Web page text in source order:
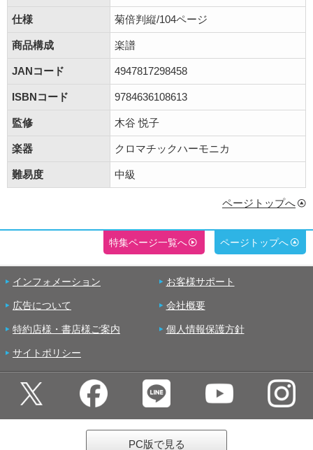
仕様 菊倍判縦/104ページ
商品構成 楽譜
JANコード 4947817298458
ISBNコード 9784636108613
監修 木谷 悦子
楽器 クロマチックハーモニカ
難易度 中級
ページトップへ
特集ページ一覧へ ページトップへ
インフォメーション お客様サポート
広告について 会社概要
特約店様・書店様ご案内 個人情報保護方針
サイトポリシー
PC版で見る